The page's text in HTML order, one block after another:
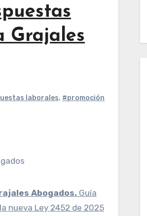
Grajales
laborales, #promoción
Abogados. Guía
nueva Ley 2452 de 2025